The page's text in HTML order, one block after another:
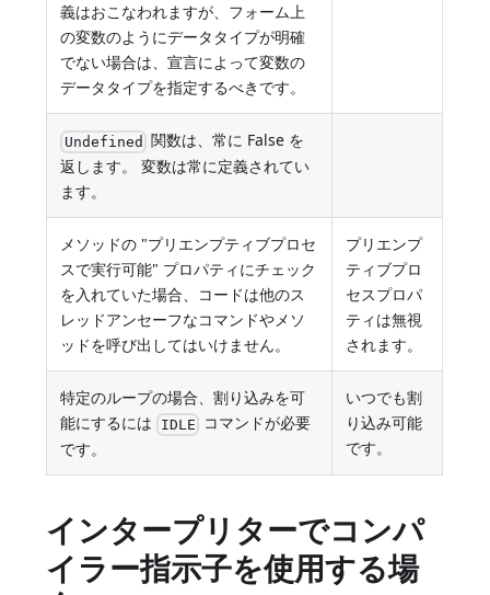
義はおこなわれますが、フォーム上
の変数のようにデータタイプが明確
でない場合は、宣言によって変数の
データタイプを指定するべきです。
Undefined 関数は、常に False を
返します。 変数は常に定義されてい
ます。
メソッドの "プリエンプティブプロセ
スで実行可能" プロパティにチェック
を入れていた場合、コードは他のス
レッドアンセーフなコマンドやメソ
ッドを呼び出してはいけません。
プリエンプ
ティブプロ
セスプロパ
ティは無視
されます。
特定のループの場合、割り込みを可
能にするには IDLE コマンドが必要
です。
いつでも割
り込み可能
です。
インタープリターでコンパ
イラー指示子を使用する場